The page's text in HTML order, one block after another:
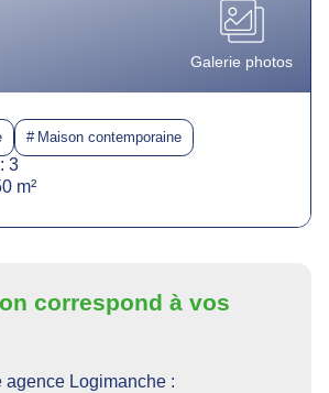
Galerie photos
Maison contemporaine
3
m²
correspond à vos
agence Logimanche :